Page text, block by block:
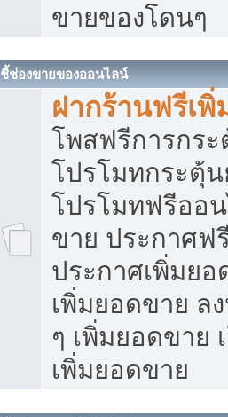
ขายของโดนๆ
ชี้ช่องขายของออนไลน์
ฝากร้านฟรีเ
โพสฟรีการกร
โปรโมทกระตุ้
โปรโมทฟรีออ
ขาย ประกาศฟ
ประกาศเพิ่มย
เพิ่มยอดขาย ล
ๆ เพิ่มยอดขาย
เพิ่มยอดขาย